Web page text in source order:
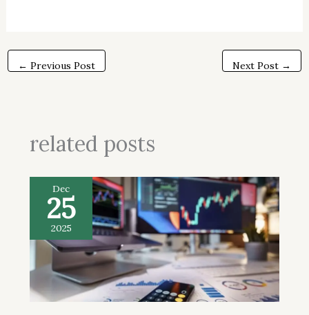
← Previous Post Next Post →
related posts
Dec
25
2025